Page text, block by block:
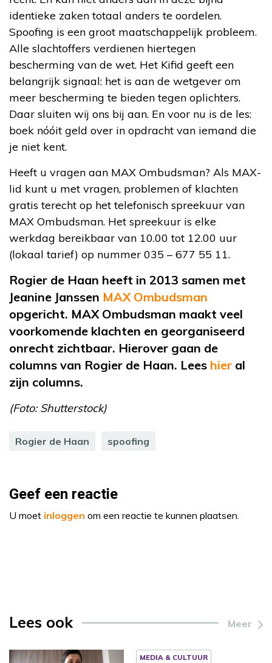
identieke zaken totaal anders te oordelen.
Spoofing is een groot maatschappelijk probleem.
Alle slachtoffers verdienen hiertegen
bescherming van de wet. Het Kifid geeft een
belangrijk signaal: het is aan de wetgever om
meer bescherming te bieden tegen oplichters.
Daar sluiten wij ons bij aan. En voor nu is de les:
boek nóóit geld over in opdracht van iemand die
je niet kent.
Heeft u vragen aan MAX Ombudsman? Als MAX-
lid kunt u met vragen, problemen of klachten
gratis terecht op het telefonisch spreekuur van
MAX Ombudsman. Het spreekuur is elke
werkdag bereikbaar van 10.00 tot 12.00 uur
(lokaal tarief) op nummer 035 – 677 55 11.
Rogier de Haan heeft in 2013 samen met
Jeanine Janssen MAX Ombudsman
opgericht. MAX Ombudsman maakt veel
voorkomende klachten en georganiseerd
onrecht zichtbaar. Hierover gaan de
columns van Rogier de Haan. Lees hier al
zijn columns.
(Foto: Shutterstock)
Rogier de Haan spoofing
Geef een reactie
U moet inloggen om een reactie te kunnen plaatsen.
Lees ook Meer
MEDIA & CULTUUR